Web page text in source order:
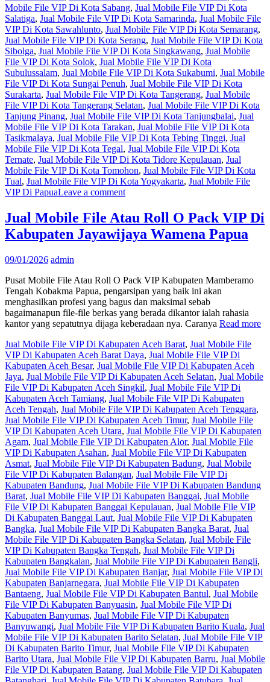
Mobile File VIP Di Kota Sabang, Jual Mobile File VIP Di Kota
Salatiga, Jual Mobile File VIP Di Kota Samarinda, Jual Mobile File
VIP Di Kota Sawahlunto, Jual Mobile File VIP Di Kota Semarang,
Jual Mobile File VIP Di Kota Serang, Jual Mobile File VIP Di Kota
Sibolga, Jual Mobile File VIP Di Kota Singkawang, Jual Mobile
File VIP Di Kota Solok, Jual Mobile File VIP Di Kota
Subulussalam, Jual Mobile File VIP Di Kota Sukabumi, Jual Mobile
File VIP Di Kota Sungai Penuh, Jual Mobile File VIP Di Kota
Surakarta, Jual Mobile File VIP Di Kota Tangerang, Jual Mobile
File VIP Di Kota Tangerang Selatan, Jual Mobile File VIP Di Kota
Tanjung Pinang, Jual Mobile File VIP Di Kota Tanjungbalai, Jual
Mobile File VIP Di Kota Tarakan, Jual Mobile File VIP Di Kota
Tasikmalaya, Jual Mobile File VIP Di Kota Tebing Tinggi, Jual
Mobile File VIP Di Kota Tegal, Jual Mobile File VIP Di Kota
Ternate, Jual Mobile File VIP Di Kota Tidore Kepulauan, Jual
Mobile File VIP Di Kota Tomohon, Jual Mobile File VIP Di Kota
Tual, Jual Mobile File VIP Di Kota Yogyakarta, Jual Mobile File
VIP Di PapuaLeave a comment
Jual Mobile File Atau Roll O Pack VIP Di
Kabupaten Jayawijaya Wamena Papua
09/01/2026 admin
Pusat Mobile File Atau Roll O Pack VIP Kabupaten Mamberamo
Tengah Kobakma Papua, pengarsipan yang baik ini akan
menghasilkan profesi yang bagus dan maksimal sebab
bagaimanapun file-file berkas yang berada dikantor ialah rahasia
kantor yang sepatutnya dijaga keberadaan nya. Caranya Read more
Jual Mobile File VIP Di Kabupaten Aceh Barat, Jual Mobile File
VIP Di Kabupaten Aceh Barat Daya, Jual Mobile File VIP Di
Kabupaten Aceh Besar, Jual Mobile File VIP Di Kabupaten Aceh
Jaya, Jual Mobile File VIP Di Kabupaten Aceh Selatan, Jual Mobile
File VIP Di Kabupaten Aceh Singkil, Jual Mobile File VIP Di
Kabupaten Aceh Tamiang, Jual Mobile File VIP Di Kabupaten
Aceh Tengah, Jual Mobile File VIP Di Kabupaten Aceh Tenggara,
Jual Mobile File VIP Di Kabupaten Aceh Timur, Jual Mobile File
VIP Di Kabupaten Aceh Utara, Jual Mobile File VIP Di Kabupaten
Agam, Jual Mobile File VIP Di Kabupaten Alor, Jual Mobile File
VIP Di Kabupaten Asahan, Jual Mobile File VIP Di Kabupaten
Asmat, Jual Mobile File VIP Di Kabupaten Badung, Jual Mobile
File VIP Di Kabupaten Balangan, Jual Mobile File VIP Di
Kabupaten Bandung, Jual Mobile File VIP Di Kabupaten Bandung
Barat, Jual Mobile File VIP Di Kabupaten Banggai, Jual Mobile
File VIP Di Kabupaten Banggai Kepulauan, Jual Mobile File VIP
Di Kabupaten Banggai Laut, Jual Mobile File VIP Di Kabupaten
Bangka, Jual Mobile File VIP Di Kabupaten Bangka Barat, Jual
Mobile File VIP Di Kabupaten Bangka Selatan, Jual Mobile File
VIP Di Kabupaten Bangka Tengah, Jual Mobile File VIP Di
Kabupaten Bangkalan, Jual Mobile File VIP Di Kabupaten Bangli,
Jual Mobile File VIP Di Kabupaten Banjar, Jual Mobile File VIP Di
Kabupaten Banjarnegara, Jual Mobile File VIP Di Kabupaten
Bantaeng, Jual Mobile File VIP Di Kabupaten Bantul, Jual Mobile
File VIP Di Kabupaten Banyuasin, Jual Mobile File VIP Di
Kabupaten Banyumas, Jual Mobile File VIP Di Kabupaten
Banyuwangi, Jual Mobile File VIP Di Kabupaten Barito Kuala, Jual
Mobile File VIP Di Kabupaten Barito Selatan, Jual Mobile File VIP
Di Kabupaten Barito Timur, Jual Mobile File VIP Di Kabupaten
Barito Utara, Jual Mobile File VIP Di Kabupaten Barru, Jual Mobile
File VIP Di Kabupaten Batang, Jual Mobile File VIP Di Kabupaten